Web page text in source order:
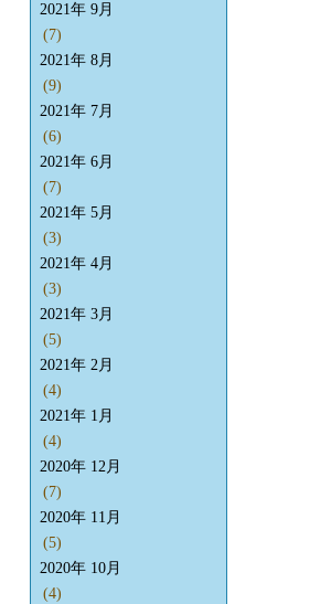
2021年 9月
(7)
2021年 8月
(9)
2021年 7月
(6)
2021年 6月
(7)
2021年 5月
(3)
2021年 4月
(3)
2021年 3月
(5)
2021年 2月
(4)
2021年 1月
(4)
2020年 12月
(7)
2020年 11月
(5)
2020年 10月
(4)